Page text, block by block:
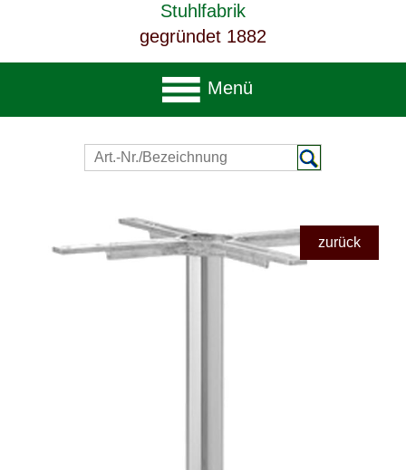
Stuhlfabrik
gegründet 1882
Menü
zurück